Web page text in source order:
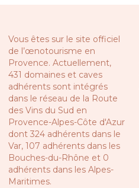
Vous êtes sur le site officiel
de l’œnotourisme en
Provence. Actuellement,
431 domaines et caves
adhérents sont intégrés
dans le réseau de la Route
des Vins du Sud en
Provence-Alpes-Côte d'Azur
dont 324 adhérents dans le
Var, 107 adhérents dans les
Bouches-du-Rhône et 0
adhérents dans les Alpes-
Maritimes.